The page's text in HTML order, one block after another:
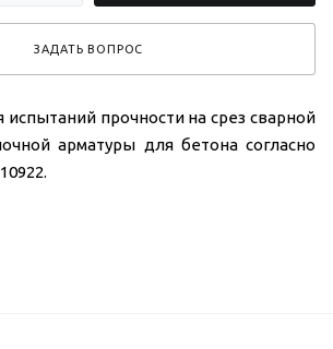
ЗАДАТЬ ВОПРОС
испытаний прочности на срез сварной
арматуры для бетона согласно